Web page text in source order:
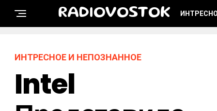
RADIOVOSTOK
ИНТРЕСНОЕ И НЕПОЗНАННОЕ
Intel